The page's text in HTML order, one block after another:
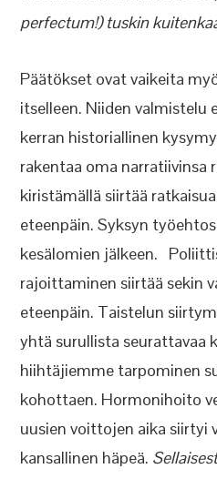
perfectum!) tuskin
Päätökset ovat vaikeita
itselleen. Niiden valmistelu
kerran historiallinen
rakentaa oma narratiivinsa
kiristämällä siirtää
eteenpäin. Syksyn
kesälomien jälkeen.
rajoittaminen siirtää sekin
eteenpäin. Taistelun
yhtä surullista seurattavaa
hiihtäjiemme tarpominen
kohottaen. Hormonihoito
uusien voittojen aika siirtyi
kansallinen häpeä.